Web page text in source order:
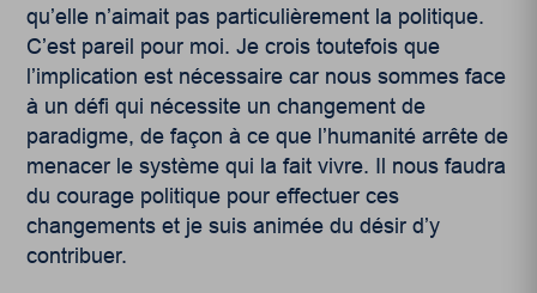
qu’elle n’aimait pas particulièrement la politique.
C’est pareil pour moi. Je crois toutefois que
l’implication est nécessaire car nous sommes face
à un défi qui nécessite un changement de
paradigme, de façon à ce que l’humanité arrête de
menacer le système qui la fait vivre. Il nous faudra
du courage politique pour effectuer ces
changements et je suis animée du désir d’y
contribuer.